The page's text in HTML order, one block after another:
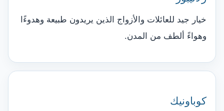
خيار جيد للعائلات والأزواج الذين يريدون طبيعة وهدوءًا
وهواءً ألطف من المدن.
كوباونيك